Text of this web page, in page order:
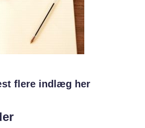
flere indlæg her